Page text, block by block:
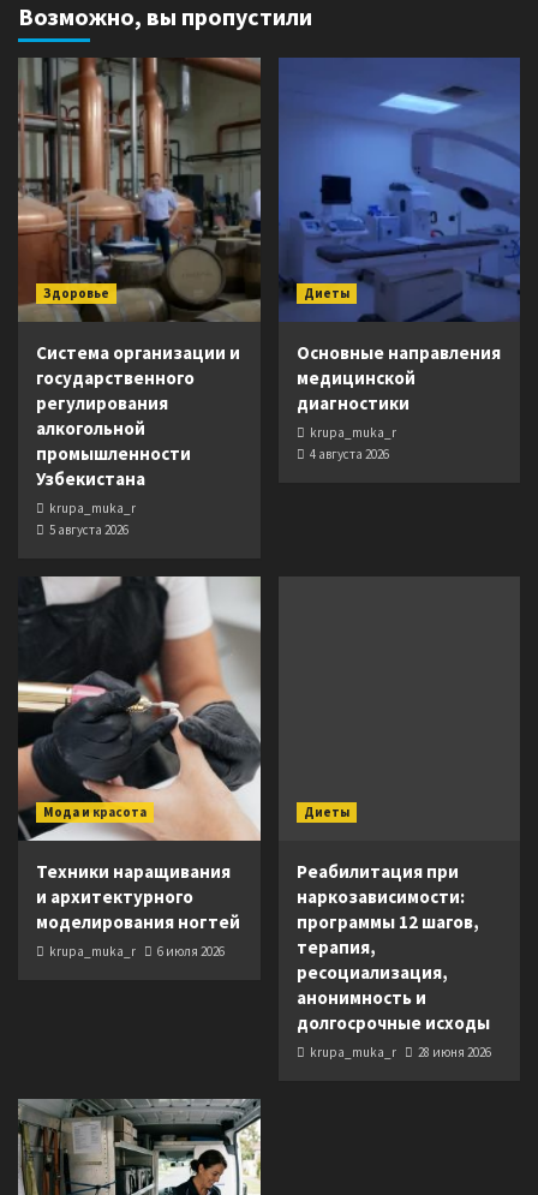
Возможно, вы пропустили
Здоровье
Система организации и
государственного
регулирования
алкогольной
промышленности
Узбекистана
krupa_muka_r
5 августа 2026
Диеты
Основные направления
медицинской
диагностики
krupa_muka_r
4 августа 2026
Мода и красота
Техники наращивания
и архитектурного
моделирования ногтей
krupa_muka_r 6 июля 2026
Диеты
Реабилитация при
наркозависимости:
программы 12 шагов,
терапия,
ресоциализация,
анонимность и
долгосрочные исходы
krupa_muka_r 28 июня 2026